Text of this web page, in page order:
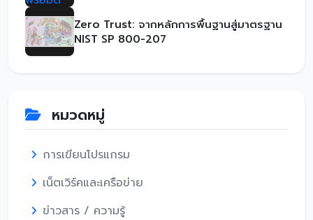
Zero Trust: จากหลักการพื้นฐานสู่มาตรฐาน
NIST SP 800-207
หมวดหมู่
การเขียนโปรแกรม
เน็ตเวิร์คและเครือข่าย
ข่าวสาร / ความรู้